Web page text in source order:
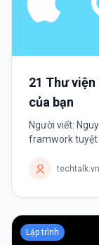
21 Thư
của bạn
Người viết:
framwork tuyệt
danh sách dài
techtalk.vn
Lập trình